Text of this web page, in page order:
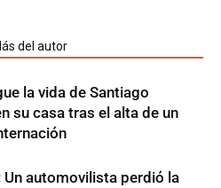
del autor
la vida de Santiago
su casa tras el alta de un
Un automovilista perdió la